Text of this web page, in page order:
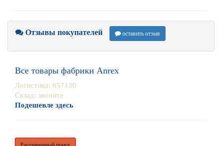
Отзывы покупателей оставить отзыв
Все товары фабрики Anrex
Логистика: 657130
Склад: звоните
Подешевле здесь